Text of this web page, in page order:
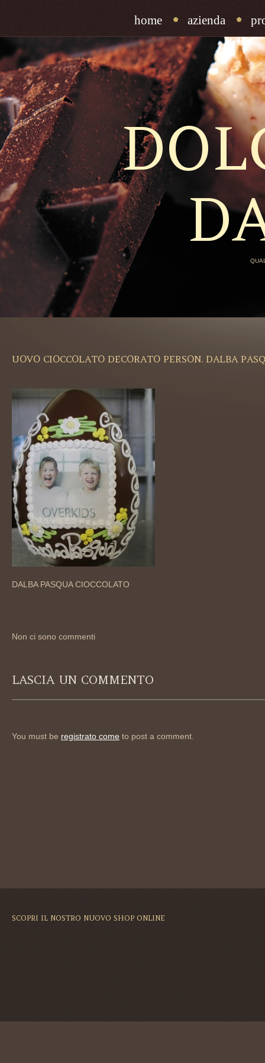
home azienda
UOVO CIOCCOLATO DECORATO PERSON. DALBA
DALBA PASQUA CIOCCOLATO
Non ci sono commenti
LASCIA UN COMMENTO
You must be registrato come to post a comment.
SCOPRI IL NOSTRO NUOVO SHOP ONLINE